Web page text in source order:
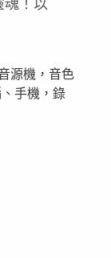
！以
源機，音色
手機，錄